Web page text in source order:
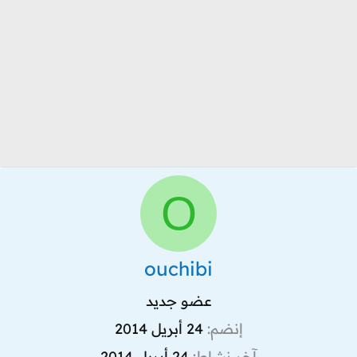
O
ouchibi
عضو جديد
إنضم 24 أبريل 2014